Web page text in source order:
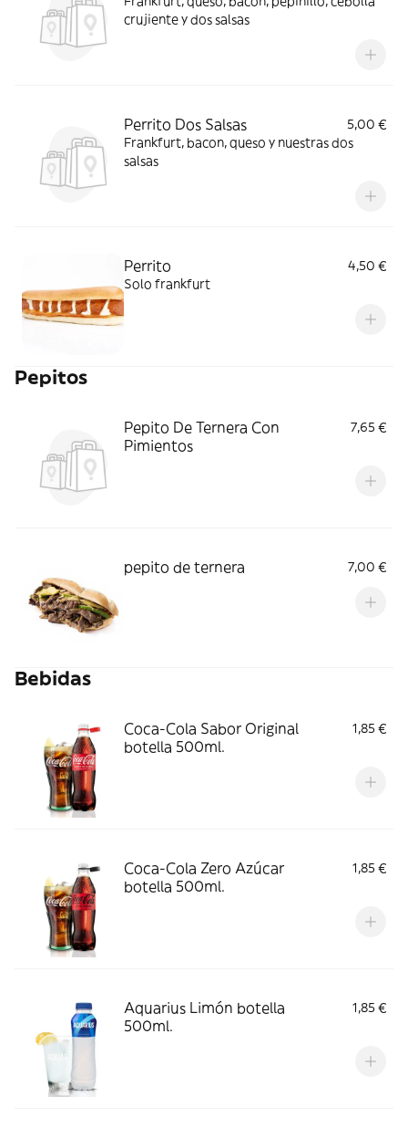
crujiente y dos salsas
Perrito Dos Salsas
5,00 €
Frankfurt, bacon, queso y nuestras dos
salsas
Perrito
4,50 €
Solo frankfurt
Pepitos
Pepito De Ternera Con
Pimientos
7,65 €
pepito de ternera 7,00 €
Bebidas
Coca-Cola Sabor Original
botella 500ml.
1,85 €
Coca-Cola Zero Azúcar
botella 500ml.
1,85 €
Aquarius Limón botella
500ml.
1,85 €